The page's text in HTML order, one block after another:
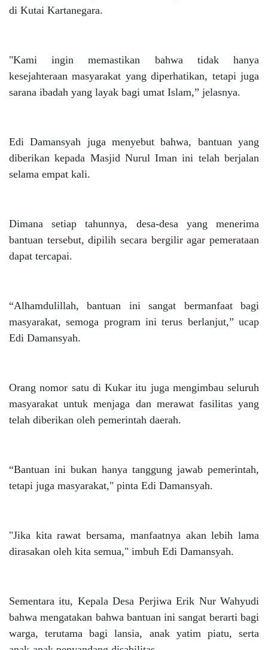
di Kutai Kartanegara.
"Kami ingin memastikan bahwa tidak hanya
kesejahteraan masyarakat yang diperhatikan, tetapi juga
sarana ibadah yang layak bagi umat Islam,” jelasnya.
Edi Damansyah juga menyebut bahwa, bantuan yang
diberikan kepada Masjid Nurul Iman ini telah berjalan
selama empat kali.
Dimana setiap tahunnya, desa-desa yang menerima
bantuan tersebut, dipilih secara bergilir agar pemerataan
dapat tercapai.
“Alhamdulillah, bantuan ini sangat bermanfaat bagi
masyarakat, semoga program ini terus berlanjut,” ucap
Edi Damansyah.
Orang nomor satu di Kukar itu juga mengimbau seluruh
masyarakat untuk menjaga dan merawat fasilitas yang
telah diberikan oleh pemerintah daerah.
“Bantuan ini bukan hanya tanggung jawab pemerintah,
tetapi juga masyarakat," pinta Edi Damansyah.
"Jika kita rawat bersama, manfaatnya akan lebih lama
dirasakan oleh kita semua," imbuh Edi Damansyah.
Sementara itu, Kepala Desa Perjiwa Erik Nur Wahyudi
bahwa mengatakan bahwa bantuan ini sangat berarti bagi
warga, terutama bagi lansia, anak yatim piatu, serta